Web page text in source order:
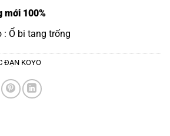
mới 100%
: Ổ bi tang trống
ĐẠN KOYO